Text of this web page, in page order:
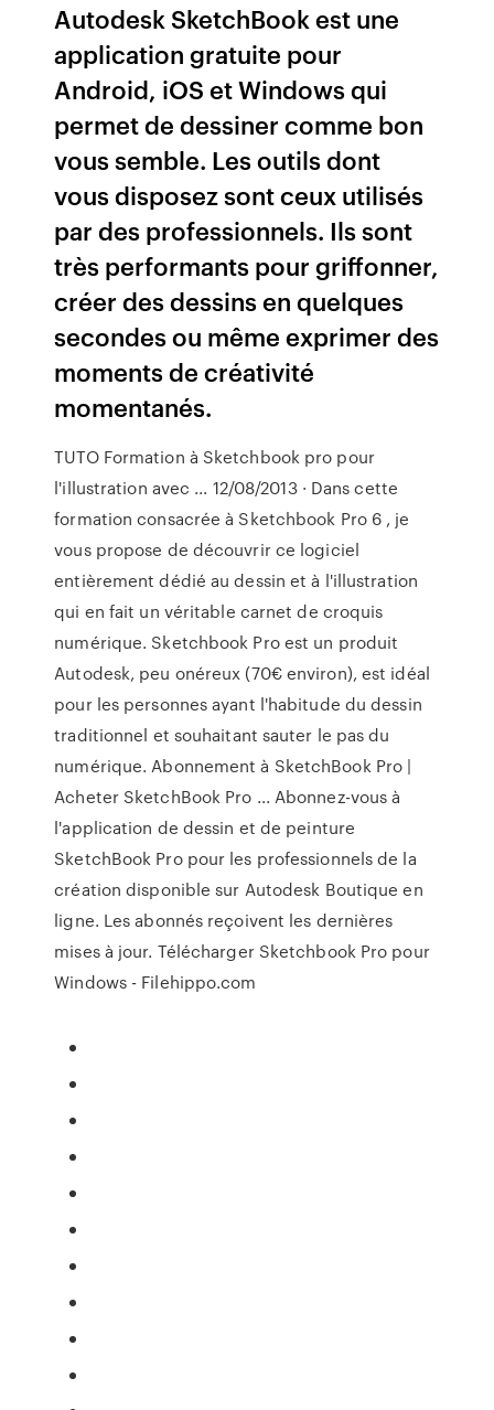
Autodesk SketchBook est une
application gratuite pour
Android, iOS et Windows qui
permet de dessiner comme bon
vous semble. Les outils dont
vous disposez sont ceux utilisés
par des professionnels. Ils sont
très performants pour griffonner,
créer des dessins en quelques
secondes ou même exprimer des
moments de créativité
momentanés.
TUTO Formation à Sketchbook pro pour
l'illustration avec ... 12/08/2013 · Dans cette
formation consacrée à Sketchbook Pro 6 , je
vous propose de découvrir ce logiciel
entièrement dédié au dessin et à l'illustration
qui en fait un véritable carnet de croquis
numérique. Sketchbook Pro est un produit
Autodesk, peu onéreux (70€ environ), est idéal
pour les personnes ayant l'habitude du dessin
traditionnel et souhaitant sauter le pas du
numérique. Abonnement à SketchBook Pro |
Acheter SketchBook Pro ... Abonnez-vous à
l'application de dessin et de peinture
SketchBook Pro pour les professionnels de la
création disponible sur Autodesk Boutique en
ligne. Les abonnés reçoivent les dernières
mises à jour. Télécharger Sketchbook Pro pour
Windows - Filehippo.com